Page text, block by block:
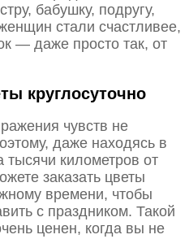
бабушку, подругу,
стали счастливее,
— даже просто так, от
круглосуточно
чувств не
даже находясь в
тысячи километров от
заказать цветы
времени, чтобы
с праздником. Такой
ценен, когда вы не